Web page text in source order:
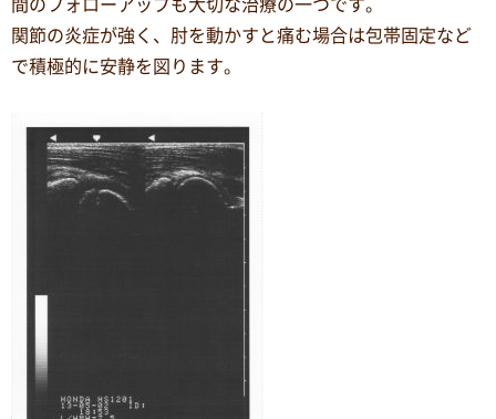
間のフォローアップも大切な治療の一つです。
関節の炎症が強く、肘を動かすと痛む場合は包帯固定など
で積極的に安静を図ります。